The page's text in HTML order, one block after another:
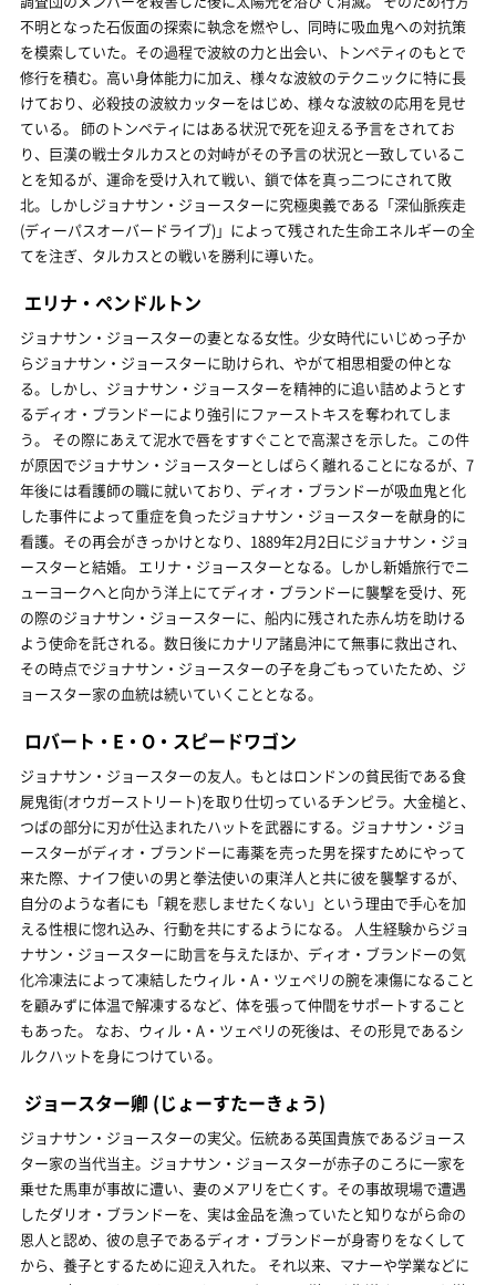
不明となった石仮面の探索に執念を燃やし、同時に吸血鬼への対抗策
を模索していた。その過程で波紋の力と出会い、トンペティのもとで
修行を積む。高い身体能力に加え、様々な波紋のテクニックに特に長
けており、必殺技の波紋カッターをはじめ、様々な波紋の応用を見せ
ている。 師のトンペティにはある状況で死を迎える予言をされてお
り、巨漢の戦士タルカスとの対峙がその予言の状況と一致しているこ
とを知るが、運命を受け入れて戦い、鎖で体を真っ二つにされて敗
北。しかしジョナサン・ジョースターに究極奥義である「深仙脈疾走
(ディーパスオーバードライブ)」によって残された生命エネルギーの全
てを注ぎ、タルカスとの戦いを勝利に導いた。
エリナ・ペンドルトン
ジョナサン・ジョースターの妻となる女性。少女時代にいじめっ子か
らジョナサン・ジョースターに助けられ、やがて相思相愛の仲とな
る。しかし、ジョナサン・ジョースターを精神的に追い詰めようとす
るディオ・ブランドーにより強引にファーストキスを奪われてしま
う。 その際にあえて泥水で唇をすすぐことで高潔さを示した。この件
が原因でジョナサン・ジョースターとしばらく離れることになるが、7
年後には看護師の職に就いており、ディオ・ブランドーが吸血鬼と化
した事件によって重症を負ったジョナサン・ジョースターを献身的に
看護。その再会がきっかけとなり、1889年2月2日にジョナサン・ジョ
ースターと結婚。 エリナ・ジョースターとなる。しかし新婚旅行でニ
ューヨークへと向かう洋上にてディオ・ブランドーに襲撃を受け、死
の際のジョナサン・ジョースターに、船内に残された赤ん坊を助ける
よう使命を託される。数日後にカナリア諸島沖にて無事に救出され、
その時点でジョナサン・ジョースターの子を身ごもっていたため、ジ
ョースター家の血統は続いていくこととなる。
ロバート・E・O・スピードワゴン
ジョナサン・ジョースターの友人。もとはロンドンの貧民街である食
屍鬼街(オウガーストリート)を取り仕切っているチンピラ。大金槌と、
つばの部分に刃が仕込まれたハットを武器にする。ジョナサン・ジョ
ースターがディオ・ブランドーに毒薬を売った男を探すためにやって
来た際、ナイフ使いの男と拳法使いの東洋人と共に彼を襲撃するが、
自分のような者にも「親を悲しませたくない」という理由で手心を加
える性根に惚れ込み、行動を共にするようになる。 人生経験からジョ
ナサン・ジョースターに助言を与えたほか、ディオ・ブランドーの気
化冷凍法によって凍結したウィル・A・ツェペリの腕を凍傷になること
を顧みずに体温で解凍するなど、体を張って仲間をサポートすること
もあった。 なお、ウィル・A・ツェペリの死後は、その形見であるシ
ルクハットを身につけている。
ジョースター卿 (じょーすたーきょう)
ジョナサン・ジョースターの実父。伝統ある英国貴族であるジョース
ター家の当代当主。ジョナサン・ジョースターが赤子のころに一家を
乗せた馬車が事故に遭い、妻のメアリを亡くす。その事故現場で遭遇
したダリオ・ブランドーを、実は金品を漁っていたと知りながら命の
恩人と認め、彼の息子であるディオ・ブランドーが身寄りをなくして
から、養子とするために迎え入れた。 それ以来、マナーや学業などに